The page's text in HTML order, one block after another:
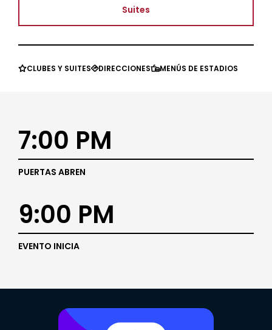
Suites
CLUBES Y SUITESDIRECCIONESMENÚS DE ESTADIOS
7:00 PM
PUERTAS ABREN
9:00 PM
EVENTO INICIA